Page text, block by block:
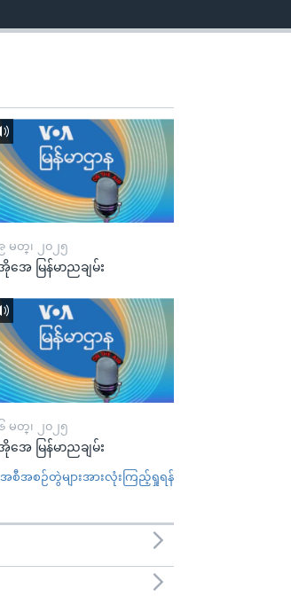
မတ္၊ ၂၀၂၅
အေ မြန်မာညချမ်း
မတ္၊ ၂၀၂၅
အေ မြန်မာညချမ်း
အစီအစဉ်တွဲများအားလုံးကြည့်ရှုရန်